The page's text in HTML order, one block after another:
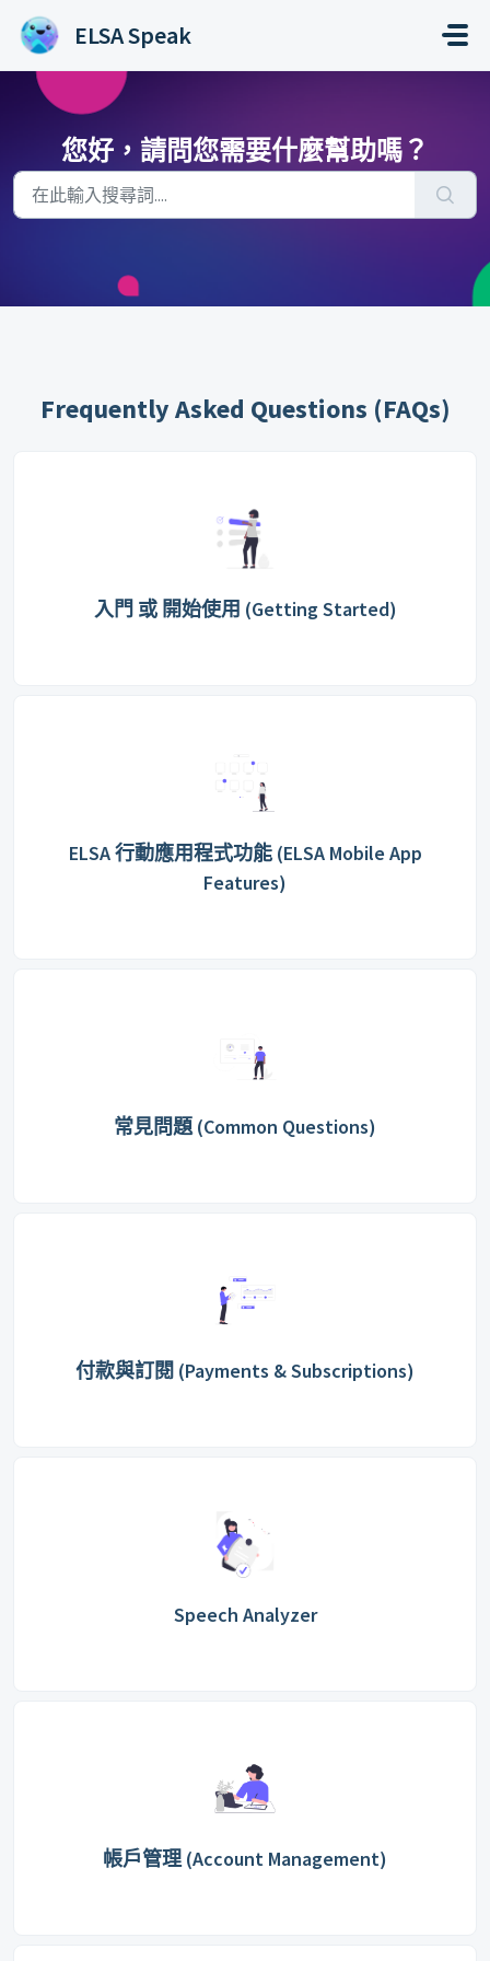
ELSA Speak
您好，請問您需要什麼幫助嗎？
Frequently Asked Questions (FAQs)
入門 或 開始使用 (Getting Started)
ELSA 行動應用程式功能 (ELSA Mobile App
Features)
常見問題 (Common Questions)
付款與訂閱 (Payments & Subscriptions)
Speech Analyzer
帳戶管理 (Account Management)